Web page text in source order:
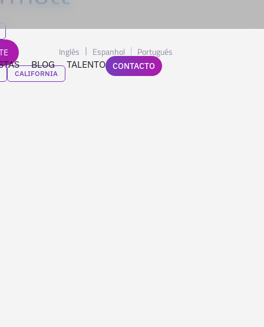
BLOG TALENTO
Inglês Espanhol Português
CONTACTO
CALIFORNIA